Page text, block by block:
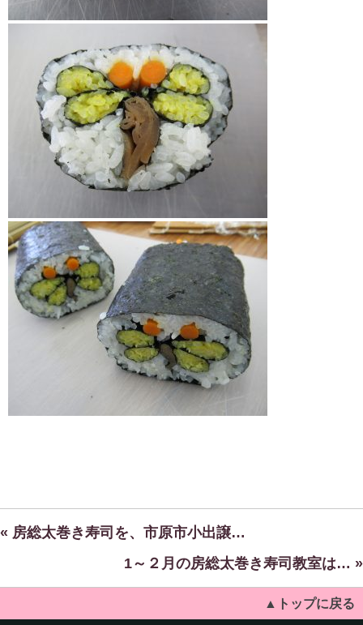
« 房総太巻き寿司を、市原市小出譲…
1～２月の房総太巻き寿司教室は… »
▲トップに戻る